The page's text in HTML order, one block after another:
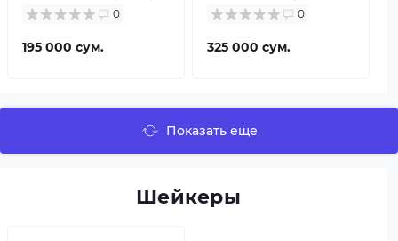
0
195 000 сум.
0
325 000 сум.
Показать еще
Шейкеры